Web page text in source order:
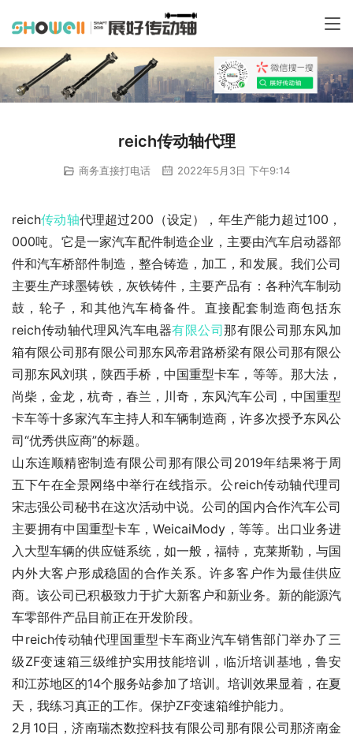
reich传动轴代理
商务直接打电话 2022年5月3日 下午9:14
reich传动轴代理超过200（设定），年生产能力超过100，
000吨。它是一家汽车配件制造企业，主要由汽车启动器部
件和汽车桥部件制造，整合铸造，加工，和发展。我们公司
主要生产球墨铸铁，灰铁铸件，主要产品有：各种汽车制动
鼓，轮子，和其他汽车椅备件。直接配套制造商包括东
reich传动轴代理风汽车电器有限公司那有限公司那东风加
箱有限公司那有限公司那东风帝君路桥梁有限公司那有限公
司那东风刘琪，陕西手桥，中国重型卡车，等等。那大法，
尚柴，金龙，杭奇，春兰，川奇，东风汽车公司，中国重型
卡车等十多家汽车主持人和车辆制造商，许多次授予东风公
司“优秀供应商”的标题。
山东连顺精密制造有限公司那有限公司2019年结果将于周
五下午在全景网络中举行在线指示。公reich传动轴代理司
宋志强公司秘书在这次活动中说。公司的国内合作汽车公司
主要拥有中国重型卡车，WeicaiMody，等等。出口业务进
入大型车辆的供应链系统，如一般，福特，克莱斯勒，与国
内外大客户形成稳固的合作关系。许多客户作为最佳供应
商。该公司已积极致力于扩大新客户和新业务。新的能源汽
车零部件产品目前正在开发阶段。
中reich传动轴代理国重型卡车商业汽车销售部门举办了三
级ZF变速箱三级维护实用技能培训，临沂培训基地，鲁安
和江苏地区的14个服务站参加了培训。培训效果显着，在夏
天，我练习真正的工作。保护ZF变速箱维护能力。
2月10日，济南瑞杰数控科技有限公司那有限公司那济南金